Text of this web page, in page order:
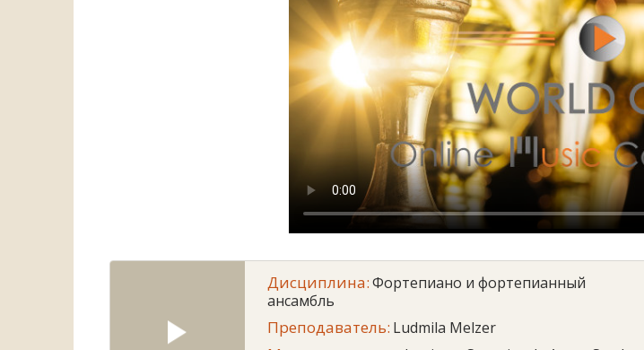
Дисциплина:Фортепиано и фортепианный
ансамбль
Преподаватель: Ludmila Melzer